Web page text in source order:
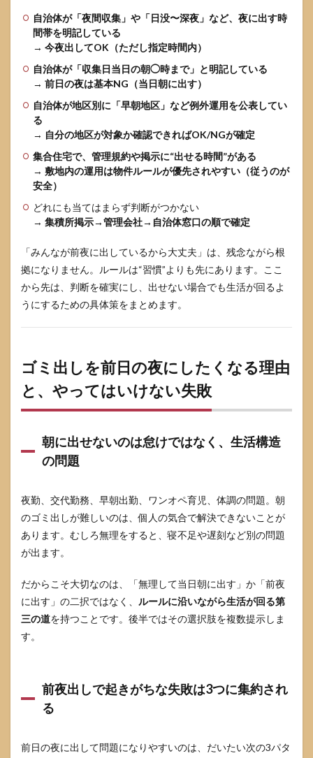
OKで
も物
件NG
り得
る）
4
前日
の夜
して
いい
かを
させ
る3
ェッ
クリ
スト
4.1
まず
「出
す時
帯」
と
外の
有
無」
る
4.2
次に
所の
で“現
場運
用”を
確か
住宅
は管
理規
細
自治体が「夜間収集」や「日没〜深夜」など、夜に出す時
間帯を明記している
→ 今夜出してOK（ただし指定時間内）
自治体が「収集日当日の朝◯時まで」と明記している
→ 前日の夜は基本NG（当日朝に出す）
自治体が地区別に「早朝地区」など例外運用を公表してい
る
→ 自分の地区が対象か確認できればOK/NGが確定
集合住宅で、管理規約や掲示に“出せる時間”がある
→ 敷地内の運用は物件ルールが優先されやすい（従うのが
安全）
どれにも当てはまらず判断がつかない
→ 集積所掲示→管理会社→自治体窓口の順で確定
「みんなが前夜に出しているから大丈夫」は、残念ながら根
拠になりません。ルールは“習慣”よりも先にあります。ここ
から先は、判断を確実にし、出せない場合でも生活が回るよ
うにするための具体策をまとめます。
ゴミ出しを前日の夜にしたくなる理由
と、やってはいけない失敗
朝に出せないのは怠けではなく、生活構造
の問題
夜勤、交代勤務、早朝出勤、ワンオペ育児、体調の問題。朝
のゴミ出しが難しいのは、個人の気合で解決できないことが
あります。むしろ無理をすると、寝不足や遅刻など別の問題
が出ます。
だからこそ大切なのは、「無理して当日朝に出す」か「前夜
に出す」の二択ではなく、 ルールに沿いながら生活が回る第
三の道を持つことです。後半ではその選択肢を複数提示しま
す。
前夜出しで起きがちな失敗は3つに集約され
る
前日の夜に出して問題になりやすいのは、だいたい次の3パタ